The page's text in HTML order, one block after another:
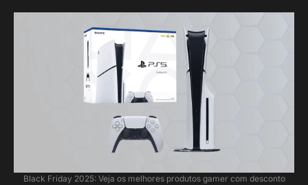
Black Friday 2025: Veja os melhores produtos gamer com desconto